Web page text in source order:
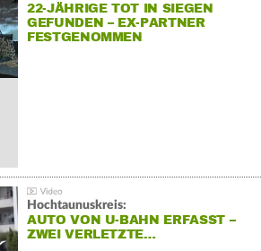
22-JÄHRIGE TOT IN SIEGEN
GEFUNDEN – EX-PARTNER
FESTGENOMMEN
Hochtaunuskreis:
AUTO VON U-BAHN ERFASST –
ZWEI VERLETZTE…